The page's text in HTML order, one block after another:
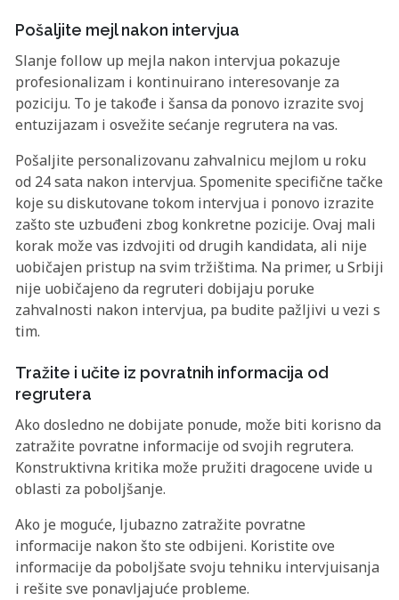
Pošaljite mejl nakon intervjua
Slanje follow up mejla nakon intervjua pokazuje
profesionalizam i kontinuirano interesovanje za
poziciju. To je takođe i šansa da ponovo izrazite svoj
entuzijazam i osvežite sećanje regrutera na vas.
Pošaljite personalizovanu zahvalnicu mejlom u roku
od 24 sata nakon intervjua. Spomenite specifične tačke
koje su diskutovane tokom intervjua i ponovo izrazite
zašto ste uzbuđeni zbog konkretne pozicije. Ovaj mali
korak može vas izdvojiti od drugih kandidata, ali nije
uobičajen pristup na svim tržištima. Na primer, u Srbiji
nije uobičajeno da regruteri dobijaju poruke
zahvalnosti nakon intervjua, pa budite pažljivi u vezi s
tim.
Tražite i učite iz povratnih informacija od
regrutera
Ako dosledno ne dobijate ponude, može biti korisno da
zatražite povratne informacije od svojih regrutera.
Konstruktivna kritika može pružiti dragocene uvide u
oblasti za poboljšanje.
Ako je moguće, ljubazno zatražite povratne
informacije nakon što ste odbijeni. Koristite ove
informacije da poboljšate svoju tehniku intervjuisanja
i rešite sve ponavljajuće probleme.